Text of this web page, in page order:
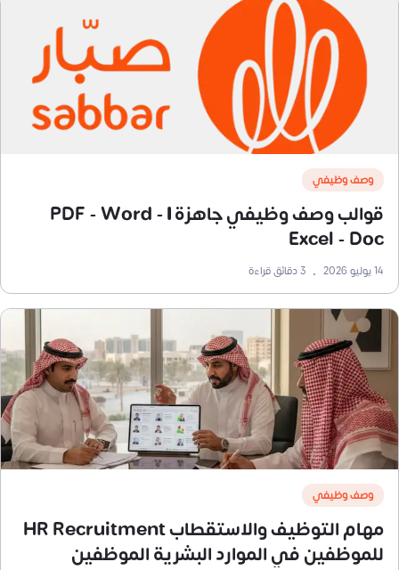
وصف وظيفي
قوالب وصف وظيفي جاهزة | PDF - Word -
Excel - Doc
14 يوليو 2026 •
3دقائق قراءة
وصف وظيفي
مهام التوظيف والاستقطاب HR Recruitment
للموظفين في الموارد البشرية الموظفين